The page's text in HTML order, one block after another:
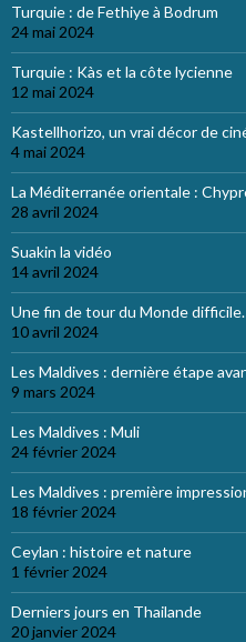
Turquie : de Fethiye à Bodrum
24 mai 2024
Turquie : Kàs et la côte lycienne
12 mai 2024
Kastellhorizo, un vrai décor de
4 mai 2024
La Méditerranée orientale :
28 avril 2024
Suakin la vidéo
14 avril 2024
Une fin de tour du Monde
10 avril 2024
Les Maldives : dernière étape
9 mars 2024
Les Maldives : Muli
24 février 2024
Les Maldives : première
18 février 2024
Ceylan : histoire et nature
1 février 2024
Derniers jours en Thailande
20 janvier 2024